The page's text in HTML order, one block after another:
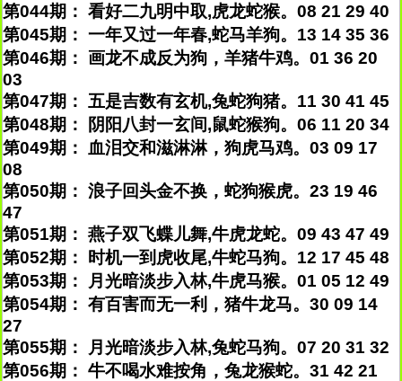
第044期： 看好二九明中取,虎龙蛇猴。08 21 29 40
第045期： 一年又过一年春,蛇马羊狗。13 14 35 36
第046期： 画龙不成反为狗，羊猪牛鸡。01 36 20
03
第047期： 五是吉数有玄机,兔蛇狗猪。11 30 41 45
第048期： 阴阳八封一玄间,鼠蛇猴狗。06 11 20 34
第049期： 血泪交和滋淋淋，狗虎马鸡。03 09 17
08
第050期： 浪子回头金不换，蛇狗猴虎。23 19 46
47
第051期： 燕子双飞蝶儿舞,牛虎龙蛇。09 43 47 49
第052期： 时机一到虎收尾,牛蛇马狗。12 17 45 48
第053期： 月光暗淡步入林,牛虎马猴。01 05 12 49
第054期： 有百害而无一利，猪牛龙马。30 09 14
27
第055期： 月光暗淡步入林,兔蛇马狗。07 20 31 32
第056期： 牛不喝水难按角，兔龙猴蛇。31 42 21